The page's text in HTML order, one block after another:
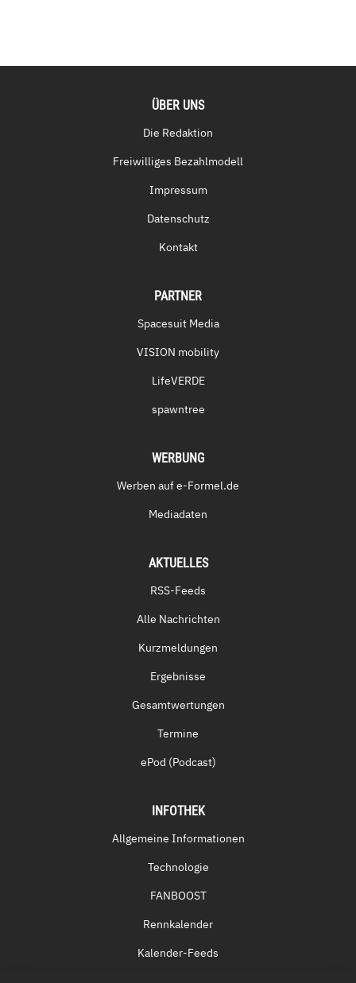
ÜBER UNS
Die Redaktion
Freiwilliges Bezahlmodell
Impressum
Datenschutz
Kontakt
PARTNER
Spacesuit Media
VISION mobility
LifeVERDE
spawntree
WERBUNG
Werben auf e-Formel.de
Mediadaten
AKTUELLES
RSS-Feeds
Alle Nachrichten
Kurzmeldungen
Ergebnisse
Gesamtwertungen
Termine
ePod (Podcast)
INFOTHEK
Allgemeine Informationen
Technologie
FANBOOST
Rennkalender
Kalender-Feeds